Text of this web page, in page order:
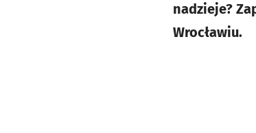
nadzieje?
Wrocławiu.